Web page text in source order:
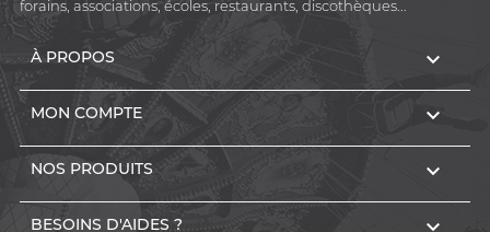
forains, associations, écoles, restaurants, discothèques...
À PROPOS 
MON COMPTE 
NOS PRODUITS 
BESOINS D'AIDES ?